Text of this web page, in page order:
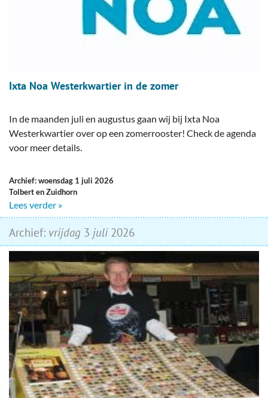
Ixta Noa Westerkwartier in de zomer
In de maanden juli en augustus gaan wij bij Ixta Noa
Westerkwartier over op een zomerrooster! Check de agenda
voor meer details.
Archief: woensdag 1 juli 2026
Tolbert en Zuidhorn
Lees verder »
Archief: vrijdag 3 juli2026